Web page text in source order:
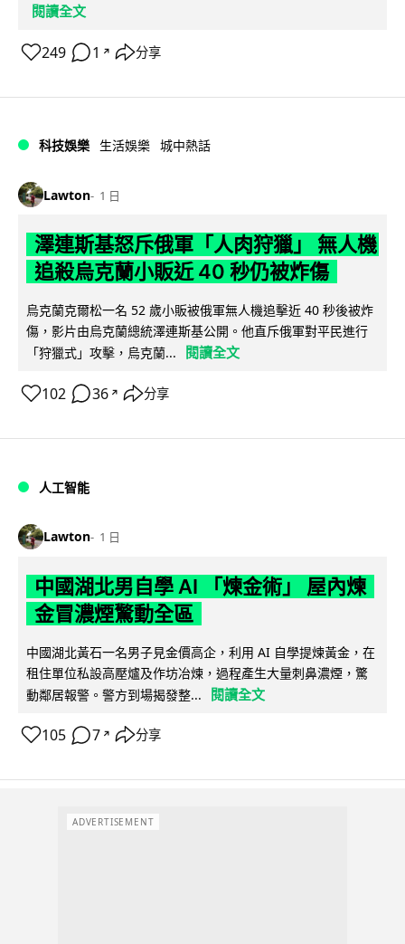
閱讀全文
249 1 ↗ 分享
科技娛樂 生活娛樂 城中熱話
Lawton 1 日
澤連斯基怒斥俄軍「人肉狩獵」 無人機
追殺烏克蘭小販近 40 秒仍被炸傷
烏克蘭克爾松一名 52 歲小販被俄軍無人機追擊近 40 秒後被炸
傷，影片由烏克蘭總統澤連斯基公開。他直斥俄軍對平民進行
「狩獵式」攻擊，烏克蘭...
閱讀全文
102 36 ↗ 分享
人工智能
Lawton 1 日
中國湖北男自學 AI 「煉金術」 屋內煉
金冒濃煙驚動全區
中國湖北黃石一名男子見金價高企，利用 AI 自學提煉黃金，在
租住單位私設高壓爐及作坊冶煉，過程產生大量刺鼻濃煙，驚
動鄰居報警。警方到場揭發整...
閱讀全文
105 7 ↗ 分享
ADVERTISEMENT